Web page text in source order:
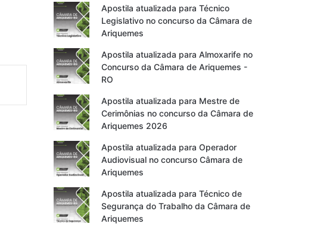
Apostila atualizada para Técnico
Legislativo no concurso da Câmara de
Ariquemes
Apostila atualizada para Almoxarife no
Concurso da Câmara de Ariquemes -
RO
Apostila atualizada para Mestre de
Cerimônias no concurso da Câmara de
Ariquemes 2026
Apostila atualizada para Operador
Audiovisual no concurso Câmara de
Ariquemes
Apostila atualizada para Técnico de
Segurança do Trabalho da Câmara de
Ariquemes